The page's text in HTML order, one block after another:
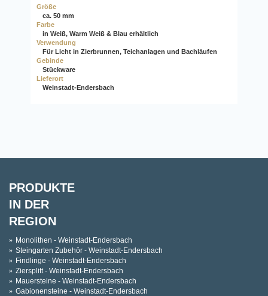
Größe
ca. 50 mm
Farbe
in Weiß, Warm Weiß & Blau erhältlich
Verwendung
Für Licht in Zierbrunnen, Teichanlagen und Bachläufen
Gebinde
Stückware
Lieferort
Weinstadt-Endersbach
PRODUKTE
IN DER
REGION
Monolithen - Weinstadt-Endersbach
Steingarten Zubehör - Weinstadt-Endersbach
Findlinge - Weinstadt-Endersbach
Ziersplitt - Weinstadt-Endersbach
Mauersteine - Weinstadt-Endersbach
Gabionensteine - Weinstadt-Endersbach